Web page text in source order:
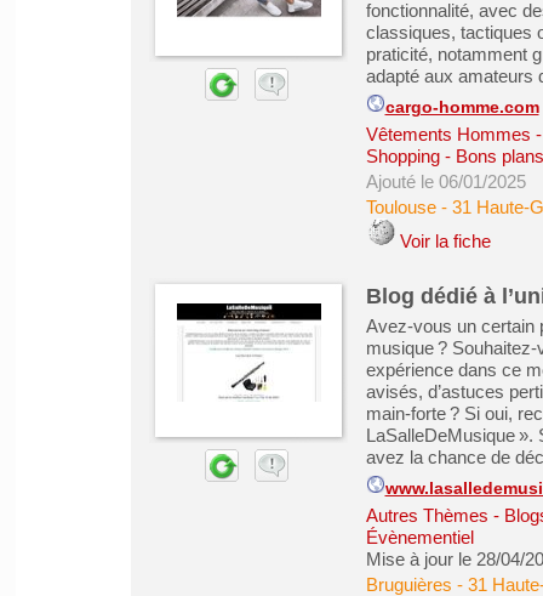
fonctionnalité, avec
classiques, tactiques
praticité, notamment
adapté aux amateurs
cargo-homme.com
Vêtements Hommes
Shopping - Bons
Ajouté le 06/01/2025
Toulouse- 31 Haute-
Voir la fiche
Blog dédié à
Avez-vous un certain
musique ?
expérience dans ce
avisés, d’astuces
main-forte ? Si oui,
LaSalleDeMusique ».
avez la chance de
Autres Thèmes -
Évènementiel
Mise à jour le 28/04/
Bruguières - 31